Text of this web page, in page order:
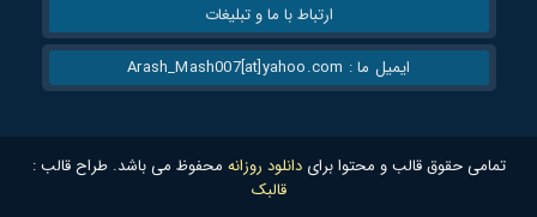
ارتباط با ما و تبلیغات
ایمیل ما : Arash_Mash007[at]yahoo.com
تمامی حقوق قالب و محتوا برایدانلود روزانه محفوظ می باشد. طراح قالب :
قالبک